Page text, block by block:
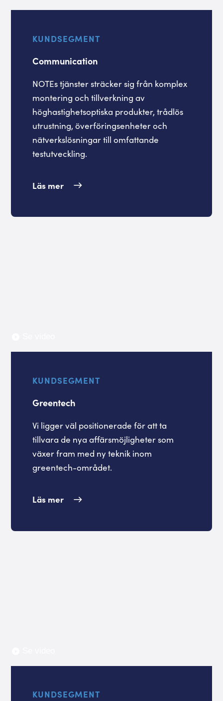
KUNDSEGMENT
Communication
NOTEs tjänster sträcker sig från komplex
montering och tillverkning av
höghastighetsoptiska produkter, trådlös
utrustning, överföringsenheter och
nätverkslösningar till omfattande
testutveckling.
Läs mer
KUNDSEGMENT
Greentech
Vi ligger väl positionerade för att ta
tillvara de nya affärsmöjligheter som
växer fram med ny teknik inom
greentech-området.
Läs mer
KUNDSEGMENT